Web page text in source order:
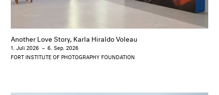
Another Love Story, Karla Hiraldo Voleau
1. Juli 2026 –6. Sep. 2026
FORT INSTITUTE OF PHOTOGRAPHY FOUNDATION